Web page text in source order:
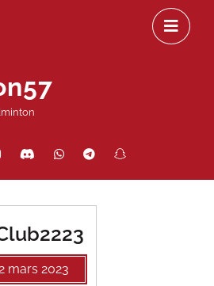
InstagramDiscordWhatsAppTelegram
mars 2023